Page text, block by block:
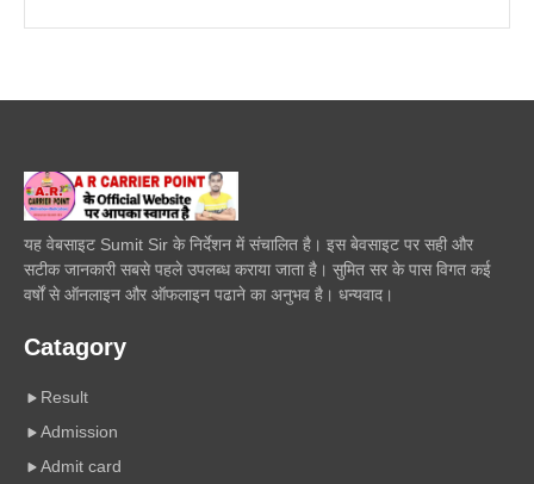
यह वेबसाइट Sumit Sir के निर्देशन में संचालित है। इस बेवसाइट पर सही और
सटीक जानकारी सबसे पहले उपलब्ध कराया जाता है। सुमित सर के पास विगत कई
वर्षों से ऑनलाइन और ऑफलाइन पढाने का अनुभव है। धन्यवाद।
Catagory
Result
Admission
Admit card